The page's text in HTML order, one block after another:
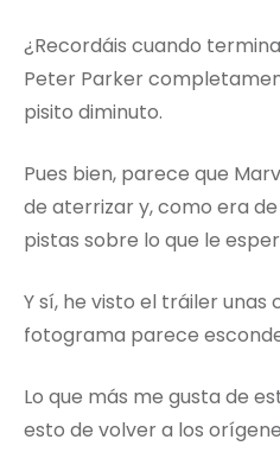
¿Recordáis cuando
Peter Parker
pisito diminuto.
Pues bien, parece que
de aterrizar y, como era
pistas sobre lo que le
Y sí, he visto el tráiler
fotograma parece
Lo que más me gusta de
esto de volver a los